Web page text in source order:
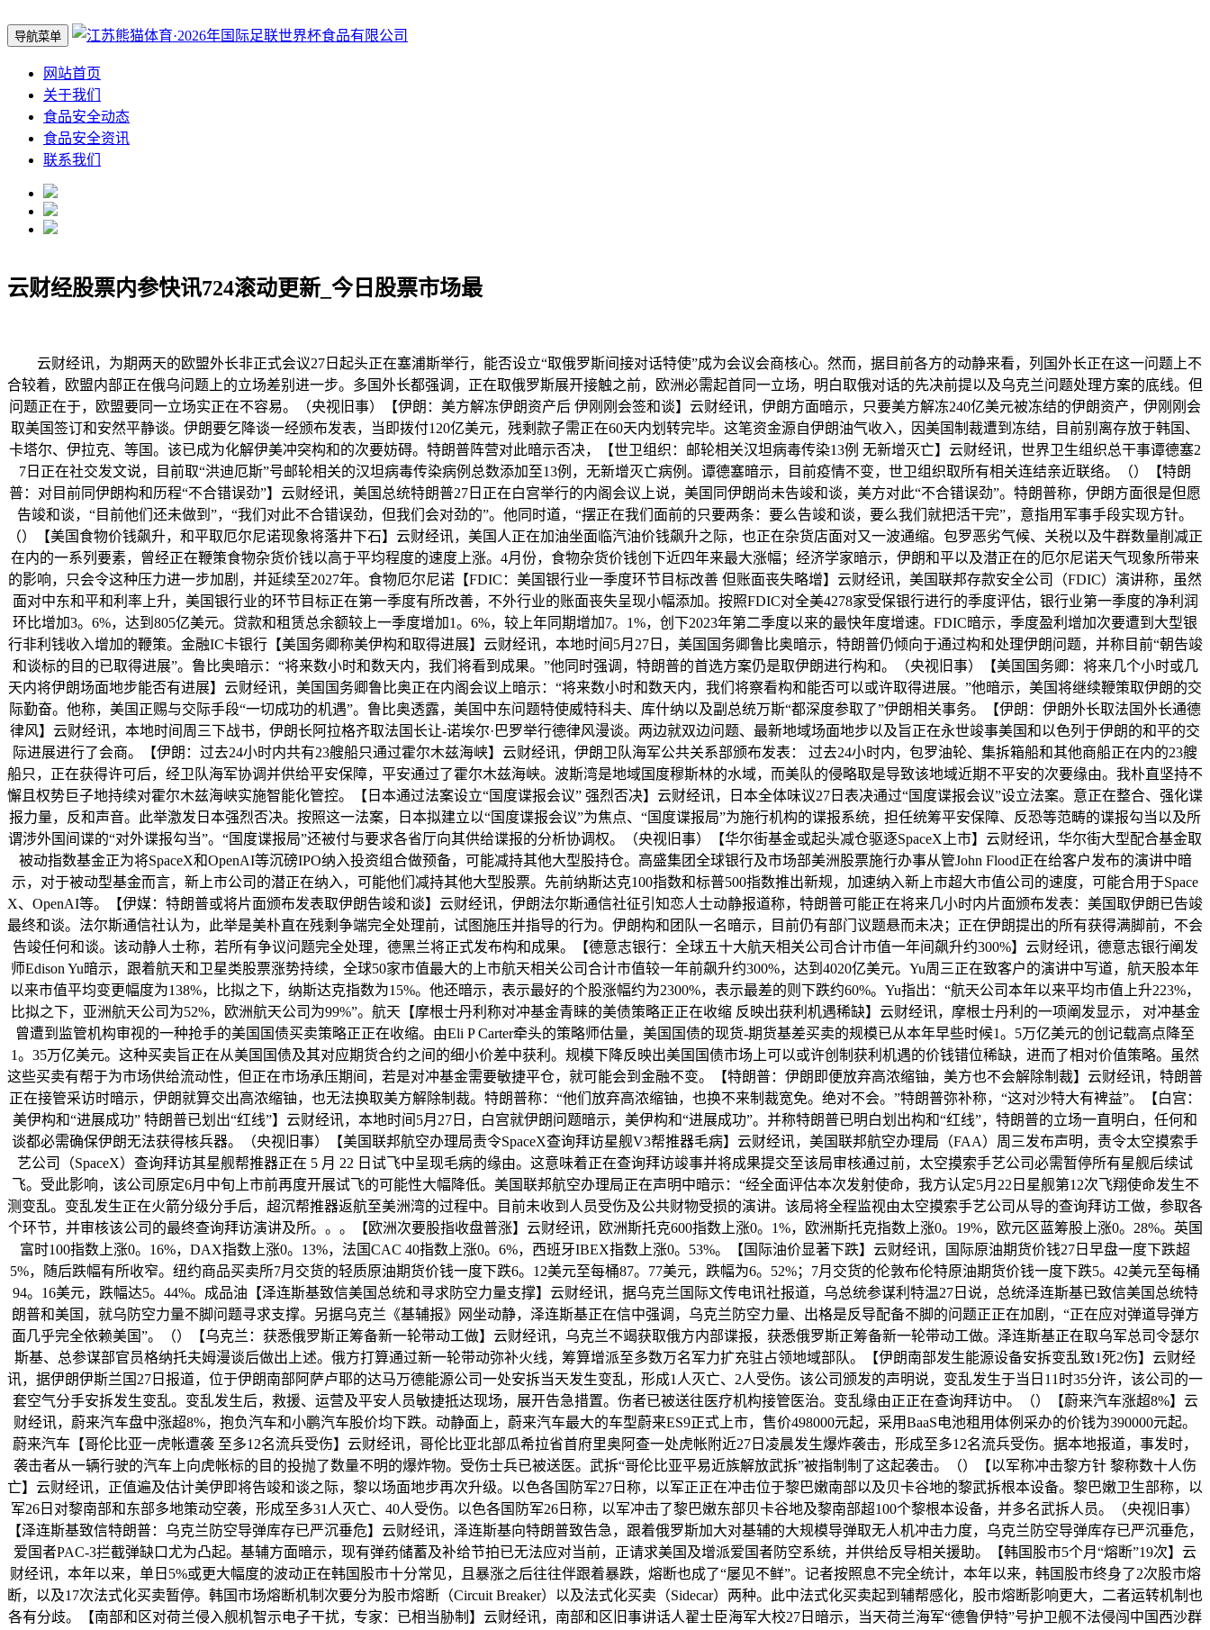
导航菜单
网站首页
关于我们
食品安全动态
食品安全资讯
联系我们
云财经股票内参快讯724滚动更新_今日股票市场最
云财经讯，为期两天的欧盟外长非正式会议27日起头正在塞浦斯举行，能否设立“取俄罗斯间接对话特使”成为会议会商核心。然而，据目前各方的动静来看，列国外长正在这一问题上不
合较着，欧盟内部正在俄乌问题上的立场差别进一步。多国外长都强调，正在取俄罗斯展开接触之前，欧洲必需起首同一立场，明白取俄对话的先决前提以及乌克兰问题处理方案的底线。但
问题正在于，欧盟要同一立场实正在不容易。（央视旧事）【伊朗：美方解冻伊朗资产后 伊刚刚会签和谈】云财经讯，伊朗方面暗示，只要美方解冻240亿美元被冻结的伊朗资产，伊刚刚会
取美国签订和安然平静谈。伊朗要乞降谈一经颁布发表，当即拨付120亿美元，残剩款子需正在60天内划转完毕。这笔资金源自伊朗油气收入，因美国制裁遭到冻结，目前别离存放于韩国、
卡塔尔、伊拉克、等国。该已成为化解伊美冲突构和的次要妨碍。特朗普阵营对此暗示否决，【世卫组织：邮轮相关汉坦病毒传染13例 无新增灭亡】云财经讯，世界卫生组织总干事谭德塞2
7日正在社交发文说，目前取“洪迪厄斯”号邮轮相关的汉坦病毒传染病例总数添加至13例，无新增灭亡病例。谭德塞暗示，目前疫情不变，世卫组织取所有相关连结亲近联络。（）【特朗
普：对目前同伊朗构和历程“不合错误劲”】云财经讯，美国总统特朗普27日正在白宫举行的内阁会议上说，美国同伊朗尚未告竣和谈，美方对此“不合错误劲”。特朗普称，伊朗方面很是但愿
告竣和谈，“目前他们还未做到”，“我们对此不合错误劲，但我们会对劲的”。他同时道，“摆正在我们面前的只要两条：要么告竣和谈，要么我们就把活干完”，意指用军事手段实现方针。
（）【美国食物价钱飙升，和平取厄尔尼诺现象将落井下石】云财经讯，美国人正在加油坐面临汽油价钱飙升之际，也正在杂货店面对又一波通缩。包罗恶劣气候、关税以及牛群数量削减正
在内的一系列要素，曾经正在鞭策食物杂货价钱以高于平均程度的速度上涨。4月份，食物杂货价钱创下近四年来最大涨幅；经济学家暗示，伊朗和平以及潜正在的厄尔尼诺天气现象所带来
的影响，只会令这种压力进一步加剧，并延续至2027年。食物厄尔尼诺【FDIC：美国银行业一季度环节目标改善 但账面丧失略增】云财经讯，美国联邦存款安全公司（FDIC）演讲称，虽然
面对中东和平和利率上升，美国银行业的环节目标正在第一季度有所改善，不外行业的账面丧失呈现小幅添加。按照FDIC对全美4278家受保银行进行的季度评估，银行业第一季度的净利润
环比增加3。6%，达到805亿美元。贷款和租赁总余额较上一季度增加1。6%，较上年同期增加7。1%，创下2023年第二季度以来的最快年度增速。FDIC暗示，季度盈利增加次要遭到大型银
行非利钱收入增加的鞭策。金融IC卡银行【美国务卿称美伊构和取得进展】云财经讯，本地时间5月27日，美国国务卿鲁比奥暗示，特朗普仍倾向于通过构和处理伊朗问题，并称目前“朝告竣
和谈标的目的已取得进展”。鲁比奥暗示：“将来数小时和数天内，我们将看到成果。”他同时强调，特朗普的首选方案仍是取伊朗进行构和。（央视旧事）【美国国务卿：将来几个小时或几
天内将伊朗场面地步能否有进展】云财经讯，美国国务卿鲁比奥正在内阁会议上暗示：“将来数小时和数天内，我们将察看构和能否可以或许取得进展。”他暗示，美国将继续鞭策取伊朗的交
际勤奋。他称，美国正赐与交际手段“一切成功的机遇”。鲁比奥透露，美国中东问题特使威特科夫、库什纳以及副总统万斯“都深度参取了”伊朗相关事务。【伊朗：伊朗外长取法国外长通德
律风】云财经讯，本地时间周三下战书，伊朗长阿拉格齐取法国长让-诺埃尔·巴罗举行德律风漫谈。两边就双边问题、最新地域场面地步以及旨正在永世竣事美国和以色列于伊朗的和平的交
际进展进行了会商。【伊朗：过去24小时内共有23艘船只通过霍尔木兹海峡】云财经讯，伊朗卫队海军公共关系部颁布发表： 过去24小时内，包罗油轮、集拆箱船和其他商船正在内的23艘
船只，正在获得许可后，经卫队海军协调并供给平安保障，平安通过了霍尔木兹海峡。波斯湾是地域国度穆斯林的水域，而美队的侵略取是导致该地域近期不平安的次要缘由。我朴直坚持不
懈且权势巨子地持续对霍尔木兹海峡实施智能化管控。【日本通过法案设立“国度谍报会议” 强烈否决】云财经讯，日本全体味议27日表决通过“国度谍报会议”设立法案。意正在整合、强化谍
报力量，反和声音。此举激发日本强烈否决。按照这一法案，日本拟建立以“国度谍报会议”为焦点、“国度谍报局”为施行机构的谍报系统，担任统筹平安保障、反恐等范畴的谍报勾当以及所
谓涉外国间谍的“对外谍报勾当”。“国度谍报局”还被付与要求各省厅向其供给谍报的分析协调权。（央视旧事）【华尔街基金或起头减仓驱逐SpaceX上市】云财经讯，华尔街大型配合基金取
被动指数基金正为将SpaceX和OpenAI等沉磅IPO纳入投资组合做预备，可能减持其他大型股持仓。高盛集团全球银行及市场部美洲股票施行办事从管John Flood正在给客户发布的演讲中暗
示，对于被动型基金而言，新上市公司的潜正在纳入，可能他们减持其他大型股票。先前纳斯达克100指数和标普500指数推出新规，加速纳入新上市超大市值公司的速度，可能合用于Space
X、OpenAI等。【伊媒：特朗普或将片面颁布发表取伊朗告竣和谈】云财经讯，伊朗法尔斯通信社征引知恋人士动静报道称，特朗普可能正在将来几小时内片面颁布发表：美国取伊朗已告竣
最终和谈。法尔斯通信社认为，此举是美朴直在残剩争端完全处理前，试图施压并指导的行为。伊朗构和团队一名暗示，目前仍有部门议题悬而未决；正在伊朗提出的所有获得满脚前，不会
告竣任何和谈。该动静人士称，若所有争议问题完全处理，德黑兰将正式发布构和成果。【德意志银行：全球五十大航天相关公司合计市值一年间飙升约300%】云财经讯，德意志银行阐发
师Edison Yu暗示，跟着航天和卫星类股票涨势持续，全球50家市值最大的上市航天相关公司合计市值较一年前飙升约300%，达到4020亿美元。Yu周三正在致客户的演讲中写道，航天股本年
以来市值平均变更幅度为138%，比拟之下，纳斯达克指数为15%。他还暗示，表示最好的个股涨幅约为2300%，表示最差的则下跌约60%。Yu指出：“航天公司本年以来平均市值上升223%，
比拟之下，亚洲航天公司为52%，欧洲航天公司为99%”。航天【摩根士丹利称对冲基金青睐的美债策略正正在收缩 反映出获利机遇稀缺】云财经讯，摩根士丹利的一项阐发显示， 对冲基金
曾遭到监管机构审视的一种抢手的美国国债买卖策略正正在收缩。由Eli P Carter牵头的策略师估量，美国国债的现货-期货基差买卖的规模已从本年早些时候1。5万亿美元的创记载高点降至
1。35万亿美元。这种买卖旨正在从美国国债及其对应期货合约之间的细小价差中获利。规模下降反映出美国国债市场上可以或许创制获利机遇的价钱错位稀缺，进而了相对价值策略。虽然
这些买卖有帮于为市场供给流动性，但正在市场承压期间，若是对冲基金需要敏捷平仓，就可能会到金融不变。【特朗普：伊朗即便放弃高浓缩铀，美方也不会解除制裁】云财经讯，特朗普
正在接管采访时暗示，伊朗就算交出高浓缩铀，也无法换取美方解除制裁。特朗普称：“他们放弃高浓缩铀，也换不来制裁宽免。绝对不会。”特朗普弥补称，“这对沙特大有裨益”。【白宫：
美伊构和“进展成功” 特朗普已划出“红线”】云财经讯，本地时间5月27日，白宫就伊朗问题暗示，美伊构和“进展成功”。并称特朗普已明白划出构和“红线”，特朗普的立场一直明白，任何和
谈都必需确保伊朗无法获得核兵器。（央视旧事）【美国联邦航空办理局责令SpaceX查询拜访星舰V3帮推器毛病】云财经讯，美国联邦航空办理局（FAA）周三发布声明，责令太空摸索手
艺公司（SpaceX）查询拜访其星舰帮推器正在 5 月 22 日试飞中呈现毛病的缘由。这意味着正在查询拜访竣事并将成果提交至该局审核通过前，太空摸索手艺公司必需暂停所有星舰后续试
飞。受此影响，该公司原定6月中旬上市前再度开展试飞的可能性大幅降低。美国联邦航空办理局正在声明中暗示：“经全面评估本次发射使命，我方认定5月22日星舰第12次飞翔使命发生不
测变乱。变乱发生正在火箭分级分手后，超沉帮推器返航至美洲湾的过程中。目前未收到人员受伤及公共财物受损的演讲。该局将全程监视由太空摸索手艺公司从导的查询拜访工做，参取各
个环节，并审核该公司的最终查询拜访演讲及所。。。【欧洲次要股指收盘普涨】云财经讯，欧洲斯托克600指数上涨0。1%，欧洲斯托克指数上涨0。19%，欧元区蓝筹股上涨0。28%。英国
富时100指数上涨0。16%，DAX指数上涨0。13%，法国CAC 40指数上涨0。6%，西班牙IBEX指数上涨0。53%。【国际油价显著下跌】云财经讯，国际原油期货价钱27日早盘一度下跌超
5%，随后跌幅有所收窄。纽约商品买卖所7月交货的轻质原油期货价钱一度下跌6。12美元至每桶87。77美元，跌幅为6。52%；7月交货的伦敦布伦特原油期货价钱一度下跌5。42美元至每桶
94。16美元，跌幅达5。44%。成品油【泽连斯基致信美国总统和寻求防空力量支撑】云财经讯，据乌克兰国际文传电讯社报道，乌总统参谋利特温27日说，总统泽连斯基已致信美国总统特
朗普和美国，就乌防空力量不脚问题寻求支撑。另据乌克兰《基辅报》网坐动静，泽连斯基正在信中强调，乌克兰防空力量、出格是反导配备不脚的问题正正在加剧，“正在应对弹道导弹方
面几乎完全依赖美国”。（）【乌克兰：获悉俄罗斯正筹备新一轮带动工做】云财经讯，乌克兰不竭获取俄方内部谍报，获悉俄罗斯正筹备新一轮带动工做。泽连斯基正在取乌军总司令瑟尔
斯基、总参谋部官员格纳托夫姆漫谈后做出上述。俄方打算通过新一轮带动弥补火线，筹算增派至多数万名军力扩充驻占领地域部队。【伊朗南部发生能源设备安拆变乱致1死2伤】云财经
讯，据伊朗伊斯兰国27日报道，位于伊朗南部阿萨卢耶的达马万德能源公司一处安拆当天发生变乱，形成1人灭亡、2人受伤。该公司颁发的声明说，变乱发生于当日11时35分许，该公司的一
套空气分手安拆发生变乱。变乱发生后，救援、运营及平安人员敏捷抵达现场，展开告急措置。伤者已被送往医疗机构接管医治。变乱缘由正正在查询拜访中。（）【蔚来汽车涨超8%】云
财经讯，蔚来汽车盘中涨超8%，抱负汽车和小鹏汽车股价均下跌。动静面上，蔚来汽车最大的车型蔚来ES9正式上市，售价498000元起，采用BaaS电池租用体例采办的价钱为390000元起。
蔚来汽车【哥伦比亚一虎帐遭袭 至多12名流兵受伤】云财经讯，哥伦比亚北部瓜希拉省首府里奥阿查一处虎帐附近27日凌晨发生爆炸袭击，形成至多12名流兵受伤。据本地报道，事发时，
袭击者从一辆行驶的汽车上向虎帐标的目的投抛了数量不明的爆炸物。受伤士兵已被送医。武拆“哥伦比亚平易近族解放武拆”被指制制了这起袭击。（）【以军称冲击黎方针 黎称数十人伤
亡】云财经讯，正值遍及估计美伊即将告竣和谈之际，黎以场面地步再次升级。以色各国防军27日称，以军正正在冲击位于黎巴嫩南部以及贝卡谷地的黎武拆根本设备。黎巴嫩卫生部称，以
军26日对黎南部和东部多地策动空袭，形成至多31人灭亡、40人受伤。以色各国防军26日称，以军冲击了黎巴嫩东部贝卡谷地及黎南部超100个黎根本设备，并多名武拆人员。（央视旧事）
【泽连斯基致信特朗普：乌克兰防空导弹库存已严沉垂危】云财经讯，泽连斯基向特朗普致告急，跟着俄罗斯加大对基辅的大规模导弹取无人机冲击力度，乌克兰防空导弹库存已严沉垂危，
爱国者PAC-3拦截弹缺口尤为凸起。基辅方面暗示，现有弹药储蓄及补给节拍已无法应对当前，正请求美国及增派爱国者防空系统，并供给反导相关援助。【韩国股市5个月“熔断”19次】云
财经讯，本年以来，单日5%或更大幅度的波动正在韩国股市十分常见，且暴涨之后往往伴跟着暴跌，熔断也成了“屡见不鲜”。记者按照息不完全统计，本年以来，韩国股市终身了2次股市熔
断，以及17次法式化买卖暂停。韩国市场熔断机制次要分为股市熔断（Circuit Breaker）以及法式化买卖（Sidecar）两种。此中法式化买卖起到辅帮感化，股市熔断影响更大，二者运转机制也
各有分歧。【南部和区对荷兰侵入舰机智示电子干扰，专家：已相当胁制】云财经讯，南部和区旧事讲话人翟士臣海军大校27日暗示，当天荷兰海军“德鲁伊特”号护卫舰不法侵闯中国西沙群